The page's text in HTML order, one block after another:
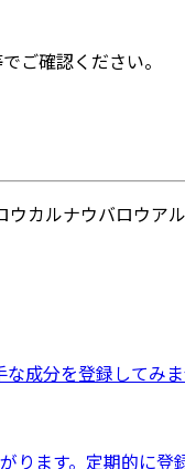
ご確認ください。
ウカルナウバロウア
な成分を登録してみ
ます。定期的に登